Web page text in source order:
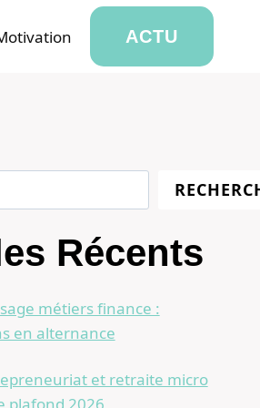
ACTU
Récents
métiers finance :
en alternance
et retraite micro